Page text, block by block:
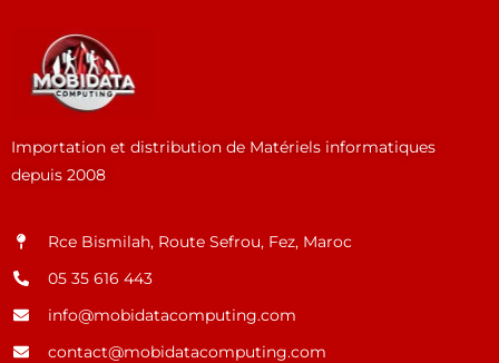
Importation et distribution de Matériels informatiques
depuis 2008
Rce Bismilah, Route Sefrou, Fez, Maroc
05 35 616 443
info@mobidatacomputing.com
contact@mobidatacomputing.com